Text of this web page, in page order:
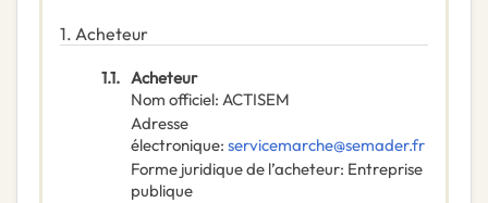
1. Acheteur
1.1. Acheteur
Nom officiel: ACTISEM
Adresse
électronique: servicemarche@semader.fr
Forme juridique de l’acheteur: Entreprise
publique